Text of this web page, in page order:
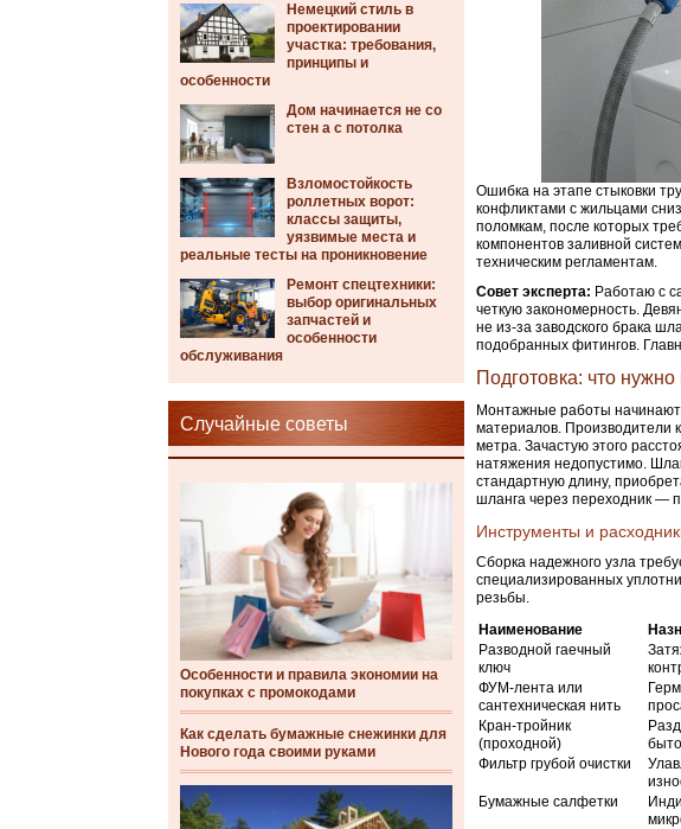
Немецкий стиль в
проектировании
участка: требования,
принципы и
особенности
Дом начинается не со
стен а с потолка
Взломостойкость
роллетных ворот:
классы защиты,
уязвимые места и
реальные тесты на проникновение
Ремонт спецтехники:
выбор оригинальных
запчастей и
особенности
обслуживания
Случайные советы
Особенности и правила экономии на
покупках с промокодами
Как сделать бумажные снежинки для
Нового года своими руками
Ошибка на этапе стыковки
конфликтами с жильцами
поломкам, после которых
компонентов заливной
техническим регламентам.
Совет эксперта: Работаю с
четкую закономерность.
не из-за заводского брака
подобранных фитингов.
Подготовка: что
Монтажные работы
материалов. Производители
метра. Зачастую этого
натяжения недопустимо.
стандартную длину,
шланга через переходник —
Инструменты и
Сборка надежного узла
специализированных
резьбы.
Наименование
Разводной гаечный
ключ
ФУМ-лента или
сантехническая нить
Кран-тройник
(проходной)
Фильтр грубой очистки
Бумажные салфетки